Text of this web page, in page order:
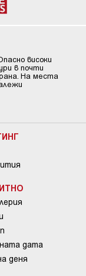
високи
в почти
На места
дата
деня